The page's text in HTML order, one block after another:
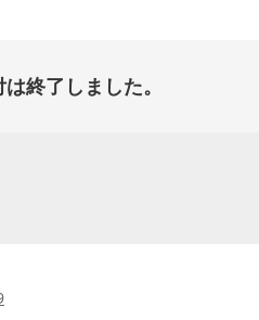
終了しました。